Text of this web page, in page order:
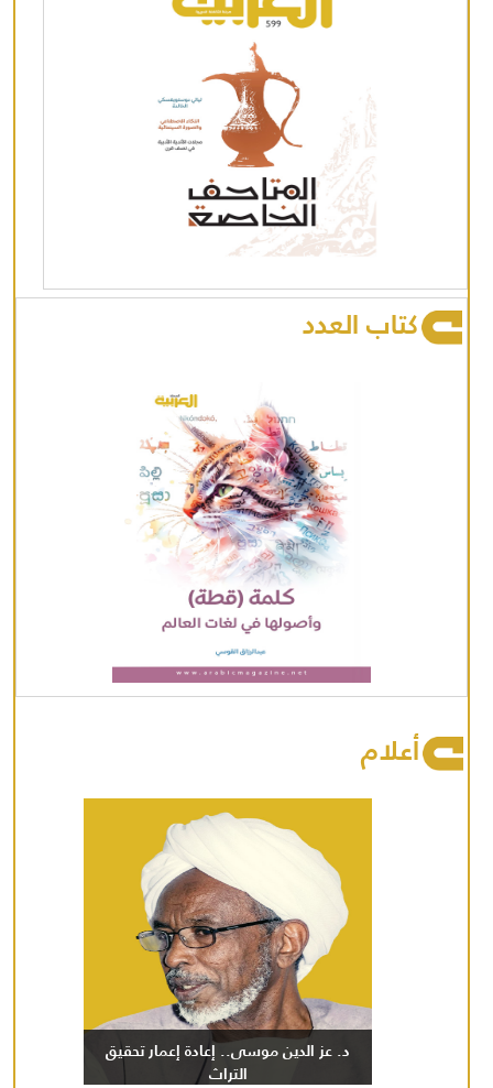
كتاب العدد
أعلام
د. عز الدين موسى.. إعادة إعمار تحقيق
التراث